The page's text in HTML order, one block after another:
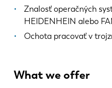
Znalosť operačných
HEIDENHEIN alebo
Ochota pracovať v
What we offer